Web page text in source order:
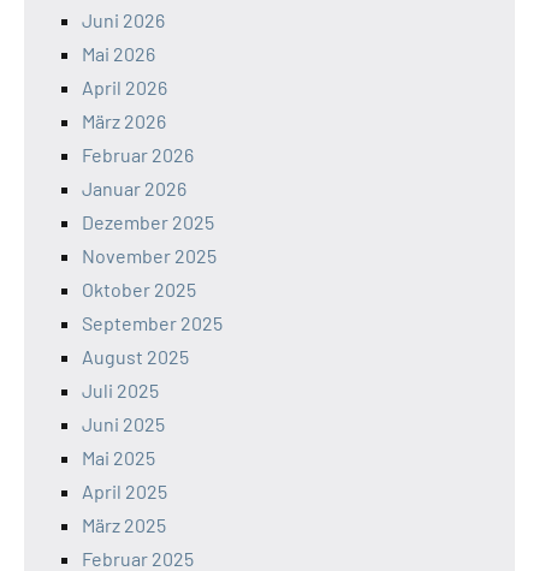
Juni 2026
Mai 2026
April 2026
März 2026
Februar 2026
Januar 2026
Dezember 2025
November 2025
Oktober 2025
September 2025
August 2025
Juli 2025
Juni 2025
Mai 2025
April 2025
März 2025
Februar 2025